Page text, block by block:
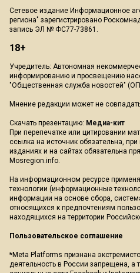
Сетевое издание Информационное
региона" зарегистрировано
запись ЭЛ № ФС77-73861.
18+
Учредитель: Автономная
информированию и просвещению
"Общественная служба новостей"
Мнение редакции может не
Скачать презентацию: Медиа-кит
При перепечатке или цитировании
ссылка на источник обязательна,
изданиях и на сайтах обязательна
Mosregion.info.
На информационном ресурсе
технологии (информационные
информации на основе сбора,
относящихся к предпочтениям
находящихся на территории
Пользовательское соглашение
*Meta Platforms признана
деятельность в России запрещена,